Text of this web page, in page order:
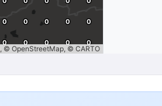
, © OpenStreetMap, © CARTO